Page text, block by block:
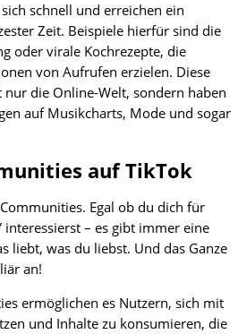
schnell und erreichen ein
Zeit. Beispiele hierfür sind die
oder virale Kochrezepte, die
von Aufrufen erzielen. Diese
die Online-Welt, sondern haben
auf Musikcharts, Mode und sogar
auf TikTok
Egal ob du dich für
interessierst – es gibt immer eine
liebt, was du liebst. Und das Ganze
an!
ermöglichen es Nutzern, sich mit
und Inhalte zu konsumieren, die